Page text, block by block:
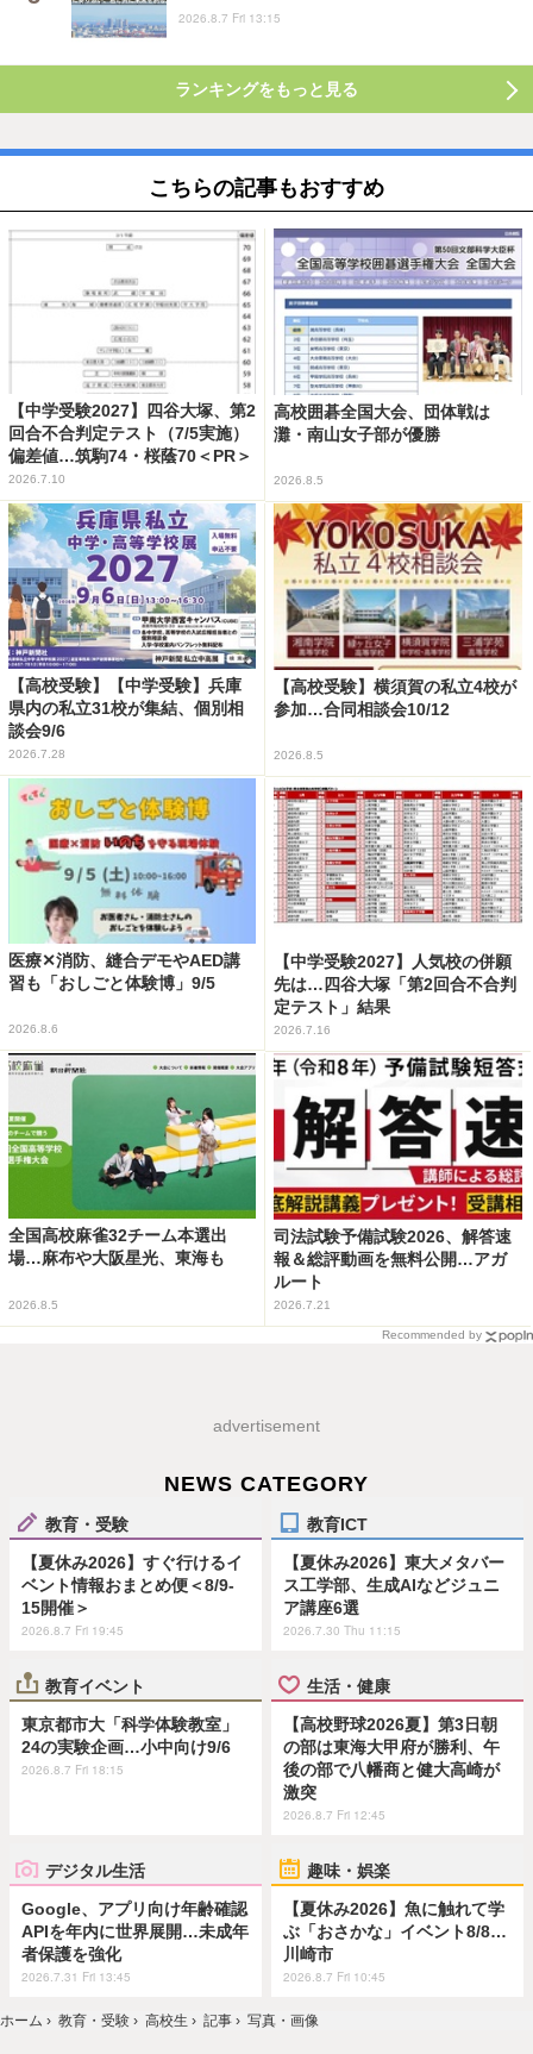
2026.8.7 Fri 13:15
ランキングをもっと見る
こちらの記事もおすすめ
【中学受験2027】四谷大塚、第2
回合不合判定テスト（7/5実施）
偏差値…筑駒74・桜蔭70＜PR＞
2026.7.10
高校囲碁全国大会、団体戦は
灘・南山女子部が優勝
2026.8.5
【高校受験】【中学受験】兵庫
県内の私立31校が集結、個別相
談会9/6
2026.7.28
【高校受験】横須賀の私立4校が
参加…合同相談会10/12
2026.8.5
医療✕消防、縫合デモやAED講
習も「おしごと体験博」9/5
2026.8.6
【中学受験2027】人気校の併願
先は…四谷大塚「第2回合不合判
定テスト」結果
2026.7.16
全国高校麻雀32チーム本選出
場…麻布や大阪星光、東海も
2026.8.5
司法試験予備試験2026、解答速
報＆総評動画を無料公開…アガ
ルート
2026.7.21
Recommended by
advertisement
NEWS CATEGORY
教育・受験
【夏休み2026】すぐ行けるイ
ベント情報おまとめ便＜8/9-
15開催＞
2026.8.7 Fri 19:45
教育ICT
【夏休み2026】東大メタバー
ス工学部、生成AIなどジュニ
ア講座6選
2026.7.30 Thu 11:15
教育イベント
東京都市大「科学体験教室」
24の実験企画…小中向け9/6
2026.8.7 Fri 18:15
生活・健康
【高校野球2026夏】第3日朝
の部は東海大甲府が勝利、午
後の部で八幡商と健大高崎が
激突
2026.8.7 Fri 12:45
デジタル生活
Google、アプリ向け年齢確認
APIを年内に世界展開…未成年
者保護を強化
2026.7.31 Fri 13:45
趣味・娯楽
【夏休み2026】魚に触れて学
ぶ「おさかな」イベント8/8…
川崎市
2026.8.7 Fri 10:45
ホーム › 教育・受験 › 高校生 › 記事 › 写真・画像